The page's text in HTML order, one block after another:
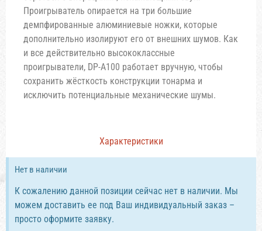
Характеристики
Проигрыватель опирается на три большие
демпфированные алюминиевые ножки, которые
дополнительно изолируют его от внешних шумов. Как
и все действительно высококлассные
проигрыватели, DP-A100 работает вручную, чтобы
сохранить жёсткость конструкции тонарма и
исключить потенциальные механические шумы.
Нет в наличии
К сожалению данной позиции сейчас нет в наличии. Мы
можем доставить ее под Ваш индивидуальный заказ –
просто оформите заявку.